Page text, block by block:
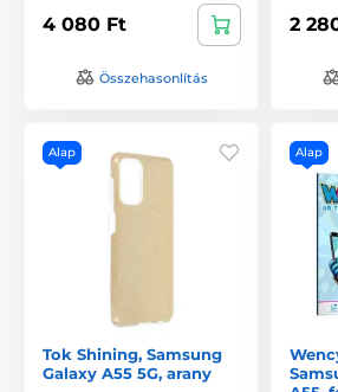
4 080 Ft
Összehasonlítás
2
Alap
Tok Shining, Samsung
Galaxy A55 5G, arany
Alap